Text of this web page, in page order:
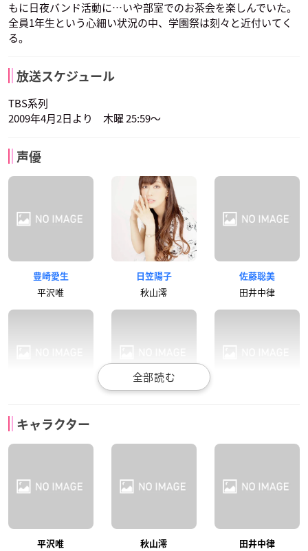
もに日夜バンド活動に…いや部室でのお茶会を楽しんでいた。
全員1年生という心細い状況の中、学園祭は刻々と近付いてく
る。
放送スケジュール
TBS系列
2009年4月2日より 木曜 25:59～
声優
豊崎愛生
平沢唯
日笠陽子
秋山澪
佐藤聡美
田井中律
琴吹紬
真田アサミ 竹達彩奈 永田依子
キャラクター
平沢唯 秋山澪 田井中律